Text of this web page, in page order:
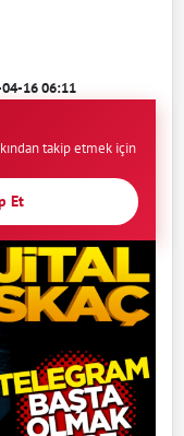
16 06:11
takip etmek için
Et